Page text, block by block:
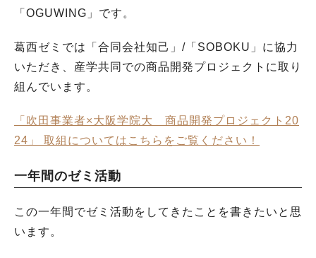
「OGUWING」です。
葛西ゼミでは「合同会社知己」/「SOBOKU」に協力
いただき、産学共同での商品開発プロジェクトに取り
組んでいます。
「吹田事業者×大阪学院大 商品開発プロジェクト20
24」 取組についてはこちらをご覧ください！
一年間のゼミ活動
この一年間でゼミ活動をしてきたことを書きたいと思
います。